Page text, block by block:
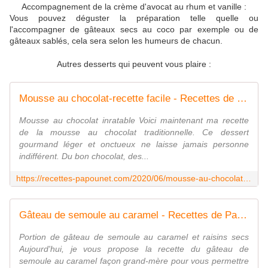
Accompagnement de la crème d'avocat au rhum et vanille :
Vous pouvez déguster la préparation telle quelle ou
l'accompagner de gâteaux secs au coco par exemple ou de
gâteaux sablés, cela sera selon les humeurs de chacun.
Autres desserts qui peuvent vous plaire :
Mousse au chocolat-recette facile - Recettes de Papounet
Mousse au chocolat inratable Voici maintenant ma recette
de la mousse au chocolat traditionnelle. Ce dessert
gourmand léger et onctueux ne laisse jamais personne
indifférent. Du bon chocolat, des...
Gâteau de semoule au caramel - Recettes de Papounet
Portion de gâteau de semoule au caramel et raisins secs
Aujourd'hui, je vous propose la recette du gâteau de
semoule au caramel façon grand-mère pour vous permettre